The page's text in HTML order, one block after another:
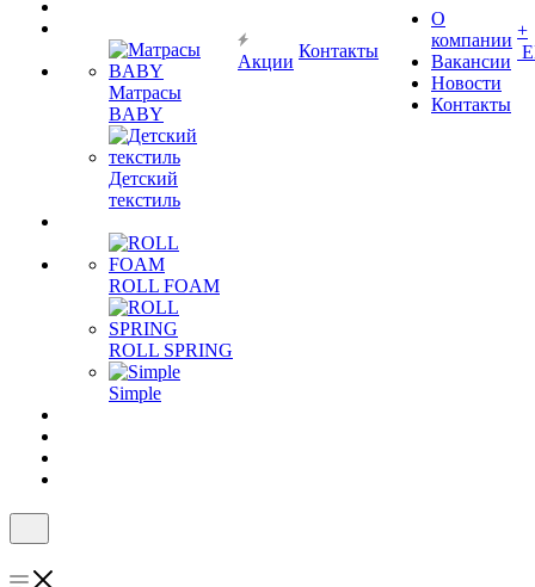
Матрасы
BABY
Детский
текстиль
ROLL FOAM
ROLL SPRING
Simple
Акции
Контакты
О
компании
Вакансии
Новости
Контакты
+